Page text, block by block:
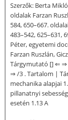
Szerzők: Berta
oldalak Farzan
584, 650–667.
483–542, 625–631,
Péter, egyetemi
Farzan Ruszlán,
Tárgymutató [] ⇐ ⇒ /
⇒ /3 . Tartalom |
mechanika alapjai
pillanatnyi
esetén 1.13 A